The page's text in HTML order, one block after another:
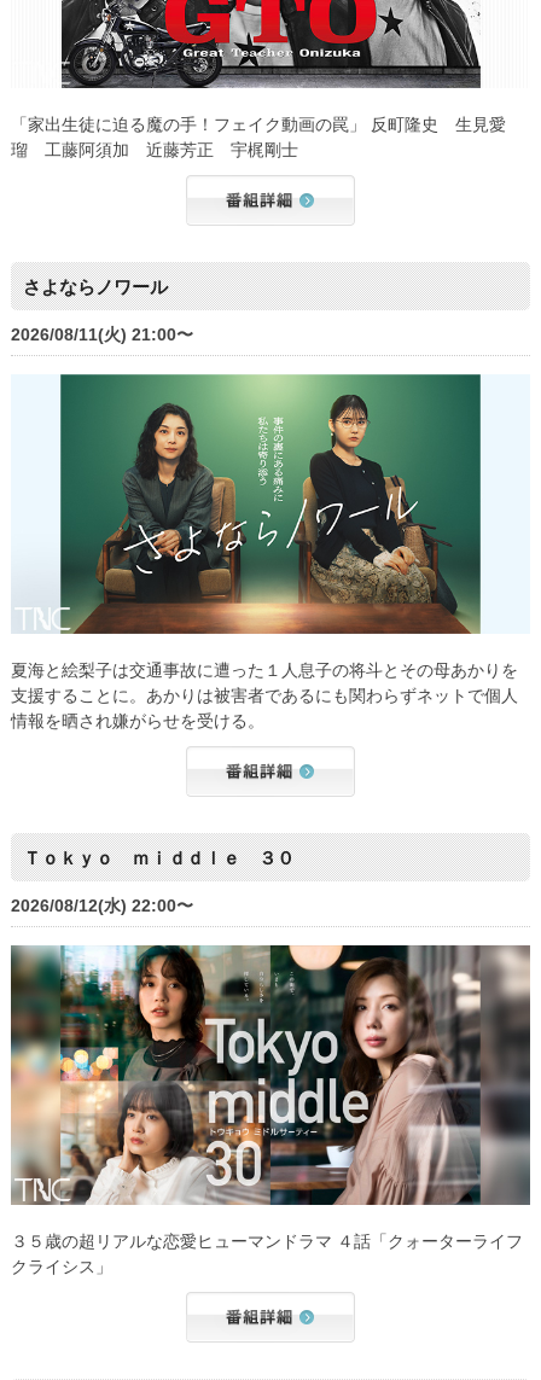
「家出生徒に迫る魔の手！フェイク動画の罠」 反町隆史 生見愛
瑠 工藤阿須加 近藤芳正 宇梶剛士
さよならノワール
2026/08/11(火) 21:00〜
夏海と絵梨子は交通事故に遭った１人息子の将斗とその母あかりを
支援することに。あかりは被害者であるにも関わらずネットで個人
情報を晒され嫌がらせを受ける。
Ｔｏｋｙｏ ｍｉｄｄｌｅ ３０
2026/08/12(水) 22:00〜
３５歳の超リアルな恋愛ヒューマンドラマ ４話「クォーターライフ
クライシス」